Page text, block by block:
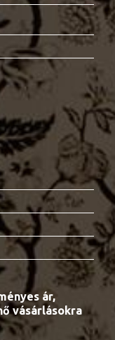
ár,
vásárlásokra